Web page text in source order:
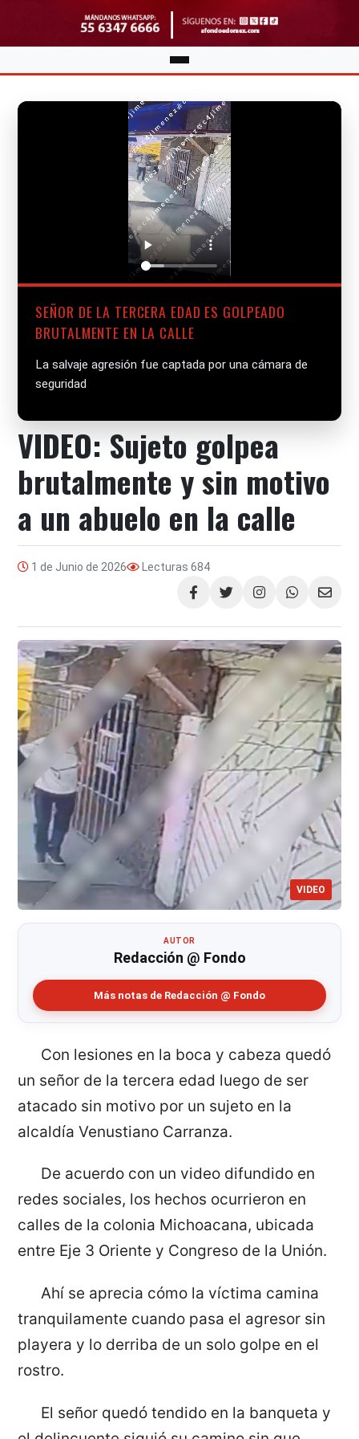
SEÑOR DE LA TERCERA EDAD ES GOLPEADO
BRUTALMENTE EN LA CALLE
La salvaje agresión fue captada por una cámara de
seguridad
VIDEO: Sujeto golpea
brutalmente y sin motivo
a un abuelo en la calle
1 de Junio de 2026 Lecturas 684
Compartir
VIDEO
AUTOR
Redacción @ Fondo
Más notas de Redacción @ Fondo
Con lesiones en la boca y cabeza quedó
un señor de la tercera edad luego de ser
atacado sin motivo por un sujeto en la
alcaldía Venustiano Carranza.
De acuerdo con un video difundido en
redes sociales, los hechos ocurrieron en
calles de la colonia Michoacana, ubicada
entre Eje 3 Oriente y Congreso de la Unión.
Ahí se aprecia cómo la víctima camina
tranquilamente cuando pasa el agresor sin
playera y lo derriba de un solo golpe en el
rostro.
El señor quedó tendido en la banqueta y